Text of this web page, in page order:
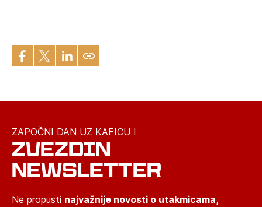
ZAPOČNI DAN UZ KAFICU I
ZVEZDIN
NEWSLETTER
Ne propusti najvažnije novosti o utakmicama,